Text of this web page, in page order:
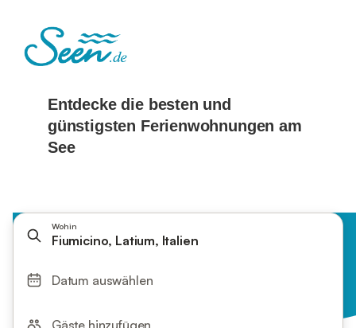
Wohin
Fiumicino, Latium, Italien
Datum auswählen
Gäste hinzufügen